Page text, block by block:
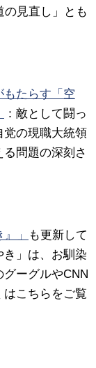
の見直し」とも
たらす「空
：敵として闘っ
党の現職大統領
問題の深刻さ
」
も更新して
」は、お馴染
ーグルやCNN
こちらをご覧